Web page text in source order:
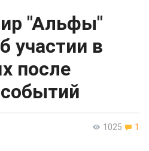
"Альфы"
участии в
после
1025 1